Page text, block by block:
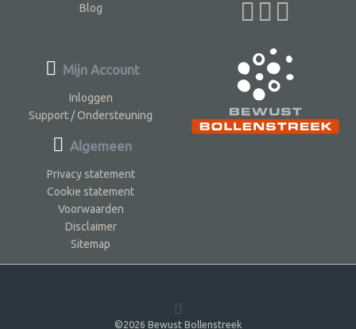
Blog
Mijn Account
Inloggen
Support / Ondersteuning
Algemeen
Privacy statement
Cookie statement
Voorwaarden
Disclaimer
Sitemap
©2026 Bewust Bollenstreek